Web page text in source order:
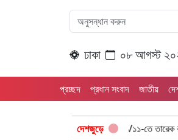
ঢাকা ০৮ আগস্ট
প্রচ্ছদ প্রধান সংবাদ জাতীয়
দেশজুড়ে
“১/১১-তে তারেক রহমানকে